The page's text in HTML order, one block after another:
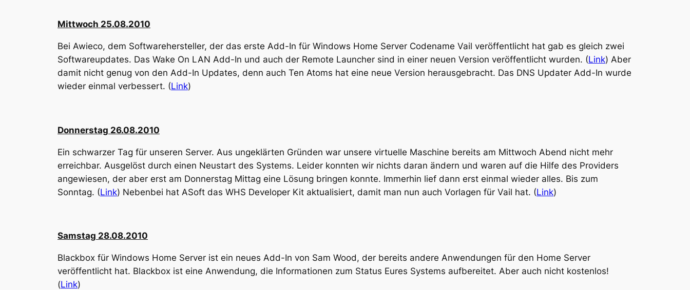
Mittwoch 25.08.2010
Bei Awieco, dem Softwarehersteller, der das erste Add-In für Windows Home Server Codename Vail veröffentlicht hat gab es gleich zwei
Softwareupdates. Das Wake On LAN Add-In und auch der Remote Launcher sind in einer neuen Version veröffentlicht wurden. (Link) Aber
damit nicht genug von den Add-In Updates, denn auch Ten Atoms hat eine neue Version herausgebracht. Das DNS Updater Add-In wurde
wieder einmal verbessert. (Link)
Donnerstag 26.08.2010
Ein schwarzer Tag für unseren Server. Aus ungeklärten Gründen war unsere virtuelle Maschine bereits am Mittwoch Abend nicht mehr
erreichbar. Ausgelöst durch einen Neustart des Systems. Leider konnten wir nichts daran ändern und waren auf die Hilfe des Providers
angewiesen, der aber erst am Donnerstag Mittag eine Lösung bringen konnte. Immerhin lief dann erst einmal wieder alles. Bis zum
Sonntag. (Link) Nebenbei hat ASoft das WHS Developer Kit aktualisiert, damit man nun auch Vorlagen für Vail hat. (Link)
Samstag 28.08.2010
Blackbox für Windows Home Server ist ein neues Add-In von Sam Wood, der bereits andere Anwendungen für den Home Server
veröffentlicht hat. Blackbox ist eine Anwendung, die Informationen zum Status Eures Systems aufbereitet. Aber auch nicht kostenlos!
(Link)